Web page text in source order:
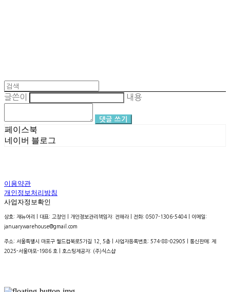
글쓴이 내용
댓글 쓰기
페이스북
네이버 블로그
이용약관
개인정보처리방침
사업자정보확인
상호: 재뉴어리 | 대표: 고창인 | 개인정보관리책임자: 전해라 | 전화: 0507-1306-5404 | 이메일:
januarywarehouse@gmail.com
주소: 서울특별시 마포구 월드컵북로5가길 12, 5층 | 사업자등록번호: 574-88-02905 | 통신판매: 제
2025-서울마포-1986 호 | 호스팅제공자: (주)식스샵